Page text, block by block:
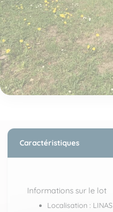
Caractéristiques
Informations sur le lot
Localisation : LINAS